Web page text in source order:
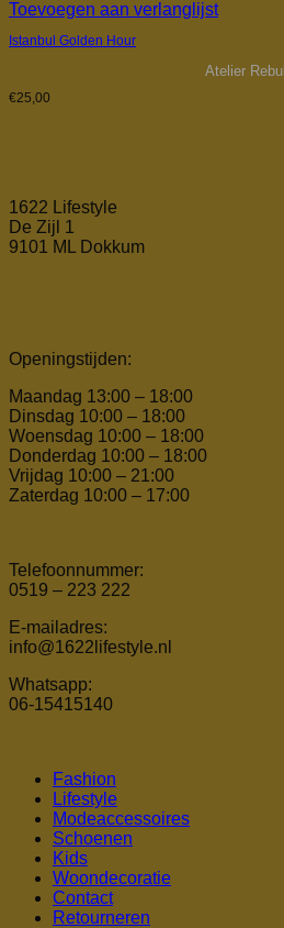
Toevoegen aan verlanglijst
Istanbul Golden Hour
Atelier Rebul
€25,00
1622 Lifestyle
De Zijl 1
9101 ML Dokkum
Openingstijden:
Maandag 13:00 – 18:00
Dinsdag 10:00 – 18:00
Woensdag 10:00 – 18:00
Donderdag 10:00 – 18:00
Vrijdag 10:00 – 21:00
Zaterdag 10:00 – 17:00
Telefoonnummer:
0519 – 223 222
E-mailadres:
info@1622lifestyle.nl
Whatsapp:
06-15415140
Fashion
Lifestyle
Modeaccessoires
Schoenen
Kids
Woondecoratie
Contact
Retourneren